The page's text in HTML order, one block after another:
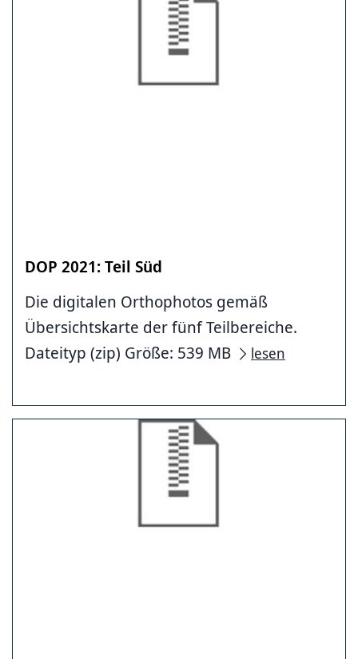
DOP 2021: Teil Süd
Die digitalen Orthophotos gemäß
Übersichtskarte der fünf Teilbereiche.
Dateityp (zip) Größe: 539 MB
lesen